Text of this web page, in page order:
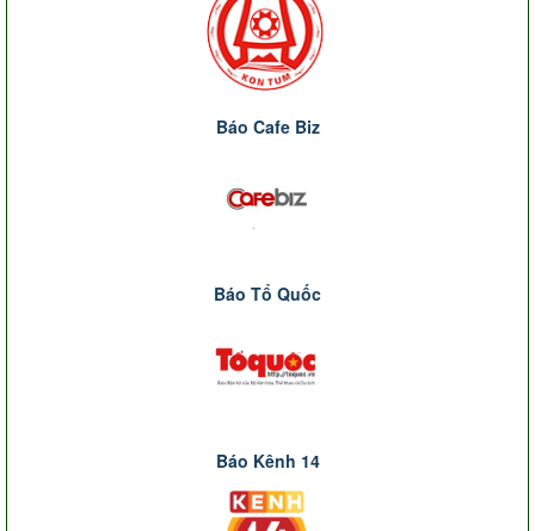
Báo Cafe Biz
Báo Tổ Quốc
Báo Kênh 14